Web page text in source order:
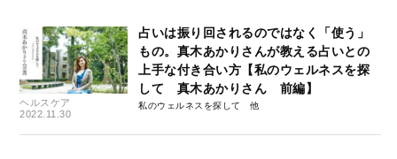
ヘルスケア
2022.11.30
占いは振り回されるのではなく「使う」
もの。真木あかりさんが教える占いとの
上手な付き合い方【私のウェルネスを探
して 真木あかりさん 前編】
私のウェルネスを探して